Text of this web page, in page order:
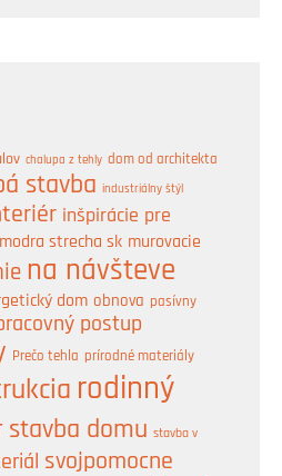
chalupa z tehly dom od architekta
stavba industriálny štýl
inšpirácie pre
modra strecha sk murovacie
na návšteve
dom obnova pasívny
postup
Prečo tehla prírodné materiály
rodinný
stavba domu stavba v
svojpomocne